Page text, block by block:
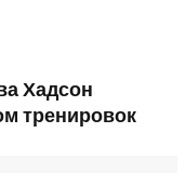
Хадсон
тренировок